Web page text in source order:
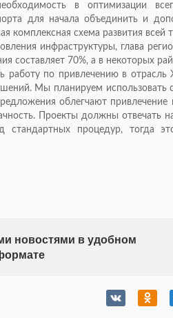
в оптимизации
для начала объединить и
комплексная схема развития
инфраструктуры, глава
составляет 70%, а в некоторых
работу по привлечению в
Мы планируем использовать
облегчают
Проекты должны отвечать
стандартных процедур, тогда
новостями в удобном